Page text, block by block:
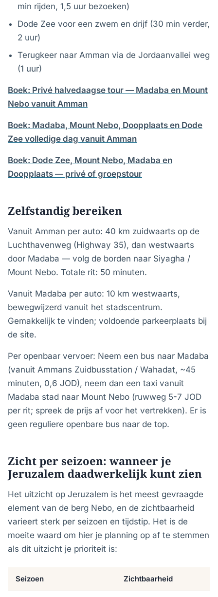
min rijden, 1,5 uur bezoeken)
Dode Zee voor een zwem en drijf (30 min verder,
2 uur)
Terugkeer naar Amman via de Jordaanvallei weg
(1 uur)
Boek: Privé halvedaagse tour — Madaba en Mount
Nebo vanuit Amman
Boek: Madaba, Mount Nebo, Doopplaats en Dode
Zee volledige dag vanuit Amman
Boek: Dode Zee, Mount Nebo, Madaba en
Doopplaats — privé of groepstour
Zelfstandig bereiken
Vanuit Amman per auto: 40 km zuidwaarts op de
Luchthavenweg (Highway 35), dan westwaarts
door Madaba — volg de borden naar Siyagha /
Mount Nebo. Totale rit: 50 minuten.
Vanuit Madaba per auto: 10 km westwaarts,
bewegwijzerd vanuit het stadscentrum.
Gemakkelijk te vinden; voldoende parkeerplaats bij
de site.
Per openbaar vervoer: Neem een bus naar Madaba
(vanuit Ammans Zuidbusstation / Wahadat, ~45
minuten, 0,6 JOD), neem dan een taxi vanuit
Madaba stad naar Mount Nebo (ruwweg 5-7 JOD
per rit; spreek de prijs af voor het vertrekken). Er is
geen reguliere openbare bus naar de top.
Zicht per seizoen: wanneer je
Jeruzalem daadwerkelijk kunt zien
Het uitzicht op Jeruzalem is het meest gevraagde
element van de berg Nebo, en de zichtbaarheid
varieert sterk per seizoen en tijdstip. Het is de
moeite waard om hier je planning op af te stemmen
als dit uitzicht je prioriteit is:
Seizoen Zichtbaarheid